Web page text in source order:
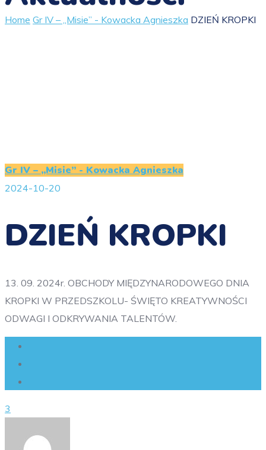
Home Gr IV – „Misie” - Kowacka Agnieszka DZIEŃ KROPKI
Gr IV – „Misie” - Kowacka Agnieszka
2024-10-20
DZIEŃ KROPKI
13. 09. 2024r. OBCHODY MIĘDZYNARODOWEGO DNIA
KROPKI W PRZEDSZKOLU- ŚWIĘTO KREATYWNOŚCI
ODWAGI I ODKRYWANIA TALENTÓW.
3